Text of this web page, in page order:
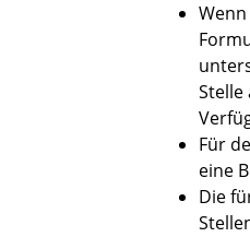
Stelle
Für
eine
Die